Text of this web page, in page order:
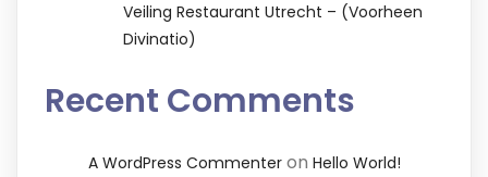
Veiling Restaurant Utrecht – (voorheen
Divinatio)
Recent Comments
A WordPress Commenter on Hello World!